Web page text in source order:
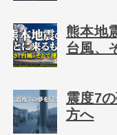
熊本地
台風、
震度7
方へ